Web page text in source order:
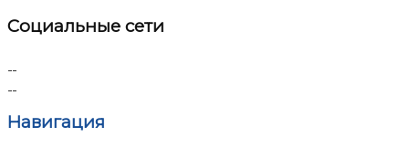
Социальные сети
Навигация